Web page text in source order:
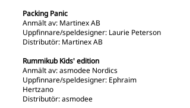
Packing Panic
Anmält av: Martinex AB
Uppfinnare/speldesigner: Laurie Peterson
Distributör: Martinex AB
Rummikub Kids' edition
Anmält av: asmodee Nordics
Uppfinnare/speldesigner: Ephraim
Hertzano
Distributör: asmodee